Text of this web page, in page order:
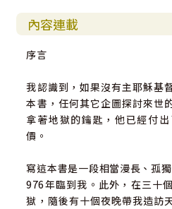
內容連載
序言
我認識到，如果沒有主耶穌基
本書，任何其它企圖探討來世
拿著地獄的鑰匙，他已經付
價。
寫這本書是一段相當漫長、孤
976年臨到我。此外，在三十
獄，隨後有十個夜晚帶我造訪